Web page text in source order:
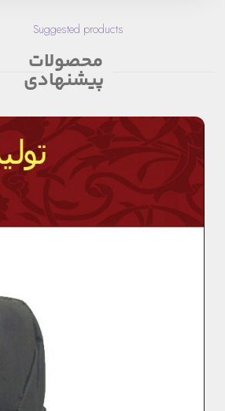
Suggested products
محصولات
پیشنهادی